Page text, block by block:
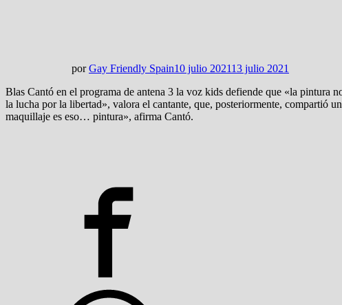
porGay Friendly Spain10 julio 202113 julio 2021
Blas Cantó en el programa de antena 3 la voz kids defiende que «la pintura
la lucha por la libertad», valora el cantante, que, posteriormente, compartió
maquillaje es eso… pintura», afirma Cantó.